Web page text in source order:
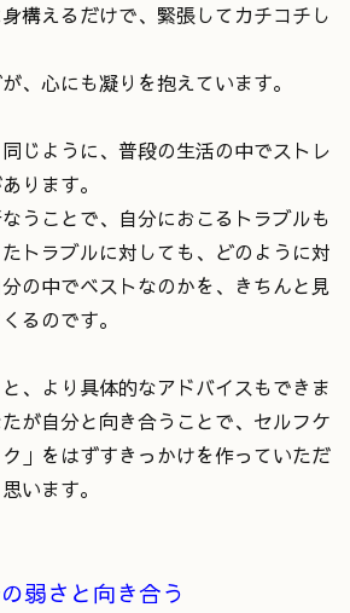
構えるだけで、緊張してカチコチし
、心にも凝りを抱えています。
じように、普段の生活の中でストレ
ります。
うことで、自分におこるトラブルも
トラブルに対しても、どのように対
の中でベストなのかを、きちんと見
るのです。
、より具体的なアドバイスもできま
が自分と向き合うことで、セルフケ
」をはずすきっかけを作っていただ
います。
弱さと向き合う